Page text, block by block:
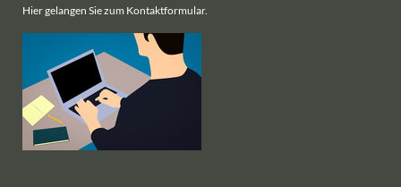
Hier gelangen Sie zum Kontaktformular.